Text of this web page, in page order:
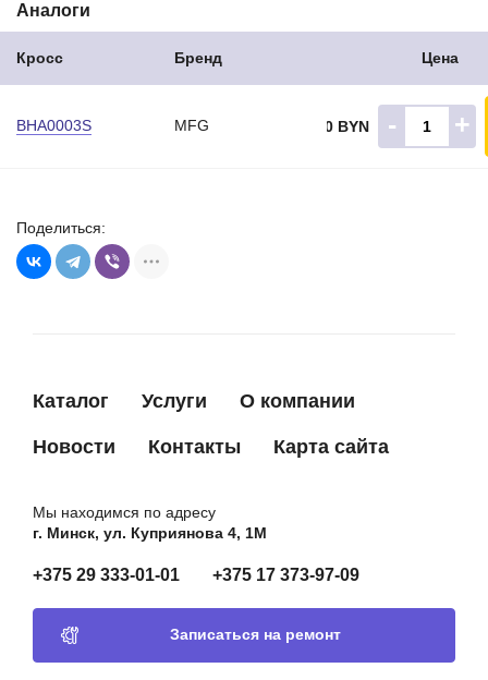
0216202870
31105PE99420M
31105PZ10030
AHN2084MG
KRAUF
1665264311
KUBOTA
KL4718W75
MAZDA
BHA0003S
MFG
Аналоги
Кросс Бренд Цена
BHA0003S MFG 9.00 BYN - +
Поделиться:
Каталог Услуги О компании
Новости Контакты Карта сайта
Мы находимся по адресу
г. Минск, ул. Куприянова 4, 1М
+375 29 333-01-01 +375 17 373-97-09
Записаться на ремонт